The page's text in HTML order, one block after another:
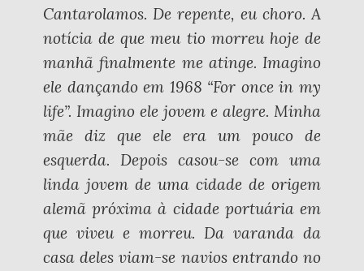
Cantarolamos. De repente, eu choro. A
notícia de que meu tio morreu hoje de
manhã finalmente me atinge. Imagino
ele dançando em 1968 “For once in my
life”. Imagino ele jovem e alegre. Minha
mãe diz que ele era um pouco de
esquerda. Depois casou-se com uma
linda jovem de uma cidade de origem
alemã próxima à cidade portuária em
que viveu e morreu. Da varanda da
casa deles viam-se navios entrando no